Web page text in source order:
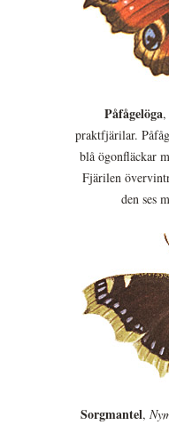
Påfågelöga,
praktfjärilar.
blå ögonfläckar
Fjärilen
den ses
Sorgmantel,